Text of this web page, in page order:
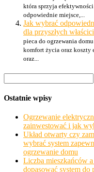
która sprzyja
odpowiednie miejsce,...
Jak wybrać
dla przyszłych
pieca do ogrzewania
komfort życia oraz koszty
oraz...
Ostatnie wpisy
Ogrzewanie
zainwestować i jak
Układ otwarty czy
wybrać system
ogrzewanie domu
Liczba mieszkańców
dopasować system do